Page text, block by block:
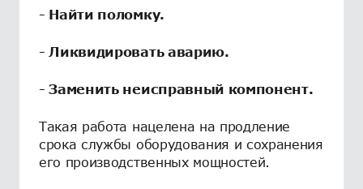
- Найти поломку.
- Ликвидировать аварию.
- Заменить неисправный компонент.
Такая работа нацелена на продление
срока службы оборудования и сохранения
его производственных мощностей.